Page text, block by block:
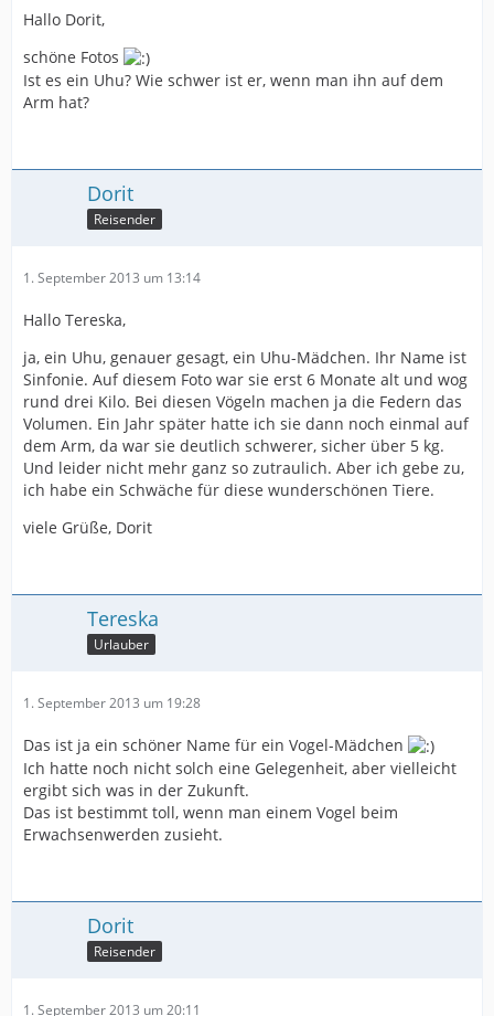
Hallo Dorit,
schöne Fotos
Ist es ein Uhu? Wie schwer ist er, wenn man ihn auf dem
Arm hat?
Dorit
Reisender
1. September 2013 um 13:14
Hallo Tereska,
ja, ein Uhu, genauer gesagt, ein Uhu-Mädchen. Ihr Name ist
Sinfonie. Auf diesem Foto war sie erst 6 Monate alt und wog
rund drei Kilo. Bei diesen Vögeln machen ja die Federn das
Volumen. Ein Jahr später hatte ich sie dann noch einmal auf
dem Arm, da war sie deutlich schwerer, sicher über 5 kg.
Und leider nicht mehr ganz so zutraulich. Aber ich gebe zu,
ich habe ein Schwäche für diese wunderschönen Tiere.
viele Grüße, Dorit
Tereska
Urlauber
1. September 2013 um 19:28
Das ist ja ein schöner Name für ein Vogel-Mädchen
Ich hatte noch nicht solch eine Gelegenheit, aber vielleicht
ergibt sich was in der Zukunft.
Das ist bestimmt toll, wenn man einem Vogel beim
Erwachsenwerden zusieht.
Dorit
Reisender
1. September 2013 um 20:11